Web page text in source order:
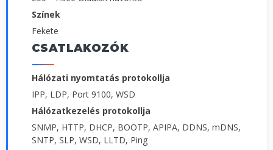
Színek
Fekete
CSATLAKOZÓK
Hálózati nyomtatás protokollja
IPP, LDP, Port 9100, WSD
Hálózatkezelés protokollja
SNMP, HTTP, DHCP, BOOTP, APIPA, DDNS, mDNS,
SNTP, SLP, WSD, LLTD, Ping